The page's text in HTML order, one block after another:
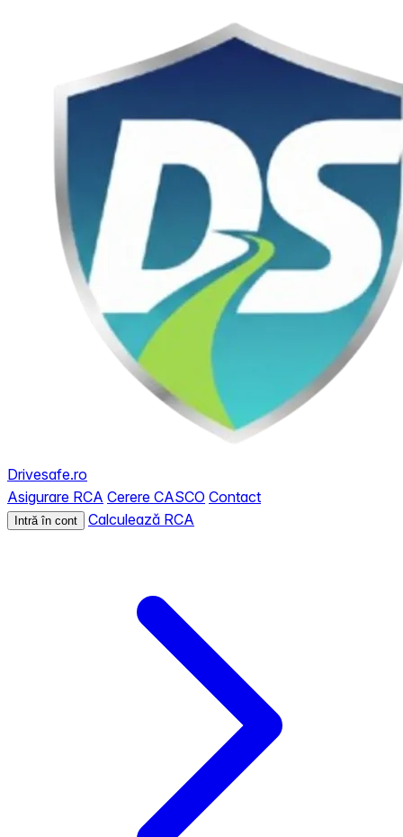
Drivesafe.ro
Asigurare RCA Cerere CASCO Contact
Intră în cont Calculează RCA